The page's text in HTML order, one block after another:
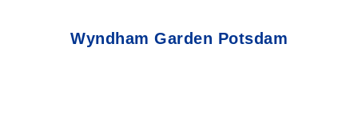
Wyndham Garden Potsdam